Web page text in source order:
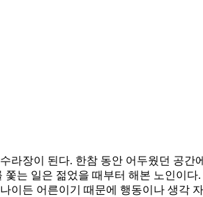
장이 된다. 한참 동안 어두웠던 공간
는 일은 젊었을 때부터 해본 노인이
든 어른이기 때문에 행동이나 생각